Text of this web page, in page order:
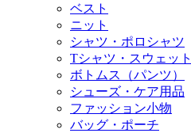
ベスト
ニット
シャツ・ポロシャツ
Tシャツ・スウェッ
ボトムス（パンツ）
シューズ・ケア用品
ファッション小物
バッグ・ポーチ